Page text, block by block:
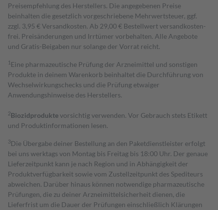
Preisempfehlung des Herstellers. Die angegebenen Preise
beinhalten die gesetzlich vorgeschriebene Mehrwertsteuer, ggf.
zzgl. 3,95 € Versandkosten. Ab 29,00 € Bestell­wert versand­kosten­
frei. Preisänderungen und Irrtümer vorbehalten. Alle Angebote
und Gratis-Beigaben nur solange der Vorrat reicht.
1 Eine pharmazeutische Prüfung der Arzneimittel und sonstigen
Produkte in deinem Warenkorb beinhaltet die Durchführung von
Wechselwirkungschecks und die Prüfung etwaiger
Anwendungshinweise des Herstellers.
2Biozidproduktevorsichtig verwenden. Vor Gebrauch stets Etikett
und Produktinformationen lesen.
3Die Übergabe deiner Bestellung an den Paketdienstleister erfolgt
bei uns werktags von Montag bis Freitag bis 18:00 Uhr. Der genaue
Lieferzeitpunkt kann je nach Region und in Abhängigkeit der
Produktverfügbarkeit sowie vom Zustellzeitpunkt des Spediteurs
abweichen. Darüber hinaus können notwendige pharmazeutische
Prüfungen, die zu deiner Arzneimittelsicherheit dienen, die
Lieferfrist um die Dauer der Prüfungen einschließlich Klärungen